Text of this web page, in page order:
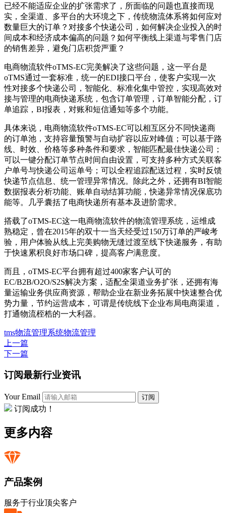
已经不能适应企业的扩张需求了，所面临的问题也直接而现
实，全渠道、多平台的大环境之下，传统物流体系将如何应对
数量巨大的订单？对接多个快递公司，如何解决企业投入的时
间成本和经济成本偏高的问题？如何平衡线上渠道与零售门店
的销售差异，避免门店积货严重？
电商物流软件oTMS-EC完美解决了这些问题，这一平台是
oTMS通过一套标准，统一的EDI接口平台，使客户实现一次
性对接多个快递公司，智能化、标准化集中管控，实现高效对
接与管理的电商快递系统，包含订单管理，订单智能分配，订
单追踪，BI报表，对账和短信通知等多个功能。
具体来说，电商物流软件oTMS-EC可以相互区分不同快递商
的订单池，支持容量预警与自动扩容以应对峰值；可以基于路
线、时效、价格等多种条件和要求，智能匹配最佳快递公司；
可以一键分配订单节点时间自由设置，可支持多种方式关联客
户单号与快递公司运单号；可以全程追踪配送过程，实时反馈
快递节点信息、统一管理异常情况。除此之外，还拥有BI智能
数据报表分析功能、账单自动结算功能，快递异常情况保底功
能等。几乎囊括了电商快递所有基本及进阶需求。
搭载了oTMS-EC这一电商物流软件的物流管理系统，运维成
熟稳定，曾在2015年的双十一当天经受过150万订单的严峻考
验，用户体验从线上完美购物无缝过渡至线下快递服务，有助
于快速累积良好市场口碑，提高客户满意度。
而且，oTMS-EC平台拥有超过400家客户认可的
EC/B2B/O2O/S2S解决方案，适配全渠道业务扩张，还拥有海
量运输业务供应商资源，帮助企业在新业务拓展中快速整合优
势力量，节约运营成本，可谓是传统线下企业布局电商渠道，
打通物流桎梏的一大利器。
tms物流管理系统物流管理
上一篇
下一篇
订阅最新行业资讯
Your Email 订阅
订阅成功！
更多内容
产品案例
服务于行业顶尖客户